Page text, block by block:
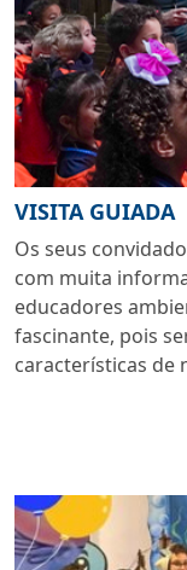
VISITA GUIADA
Os seus
com muita
educadores
fascinante, pois
características de